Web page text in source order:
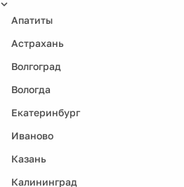
Апатиты
Астрахань
Волгоград
Вологда
Екатеринбург
Иваново
Казань
Калининград